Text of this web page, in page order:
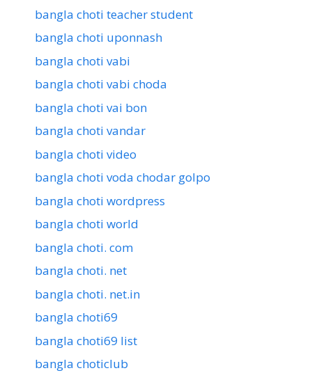
bangla choti teacher student
bangla choti uponnash
bangla choti vabi
bangla choti vabi choda
bangla choti vai bon
bangla choti vandar
bangla choti video
bangla choti voda chodar golpo
bangla choti wordpress
bangla choti world
bangla choti. com
bangla choti. net
bangla choti. net.in
bangla choti69
bangla choti69 list
bangla choticlub